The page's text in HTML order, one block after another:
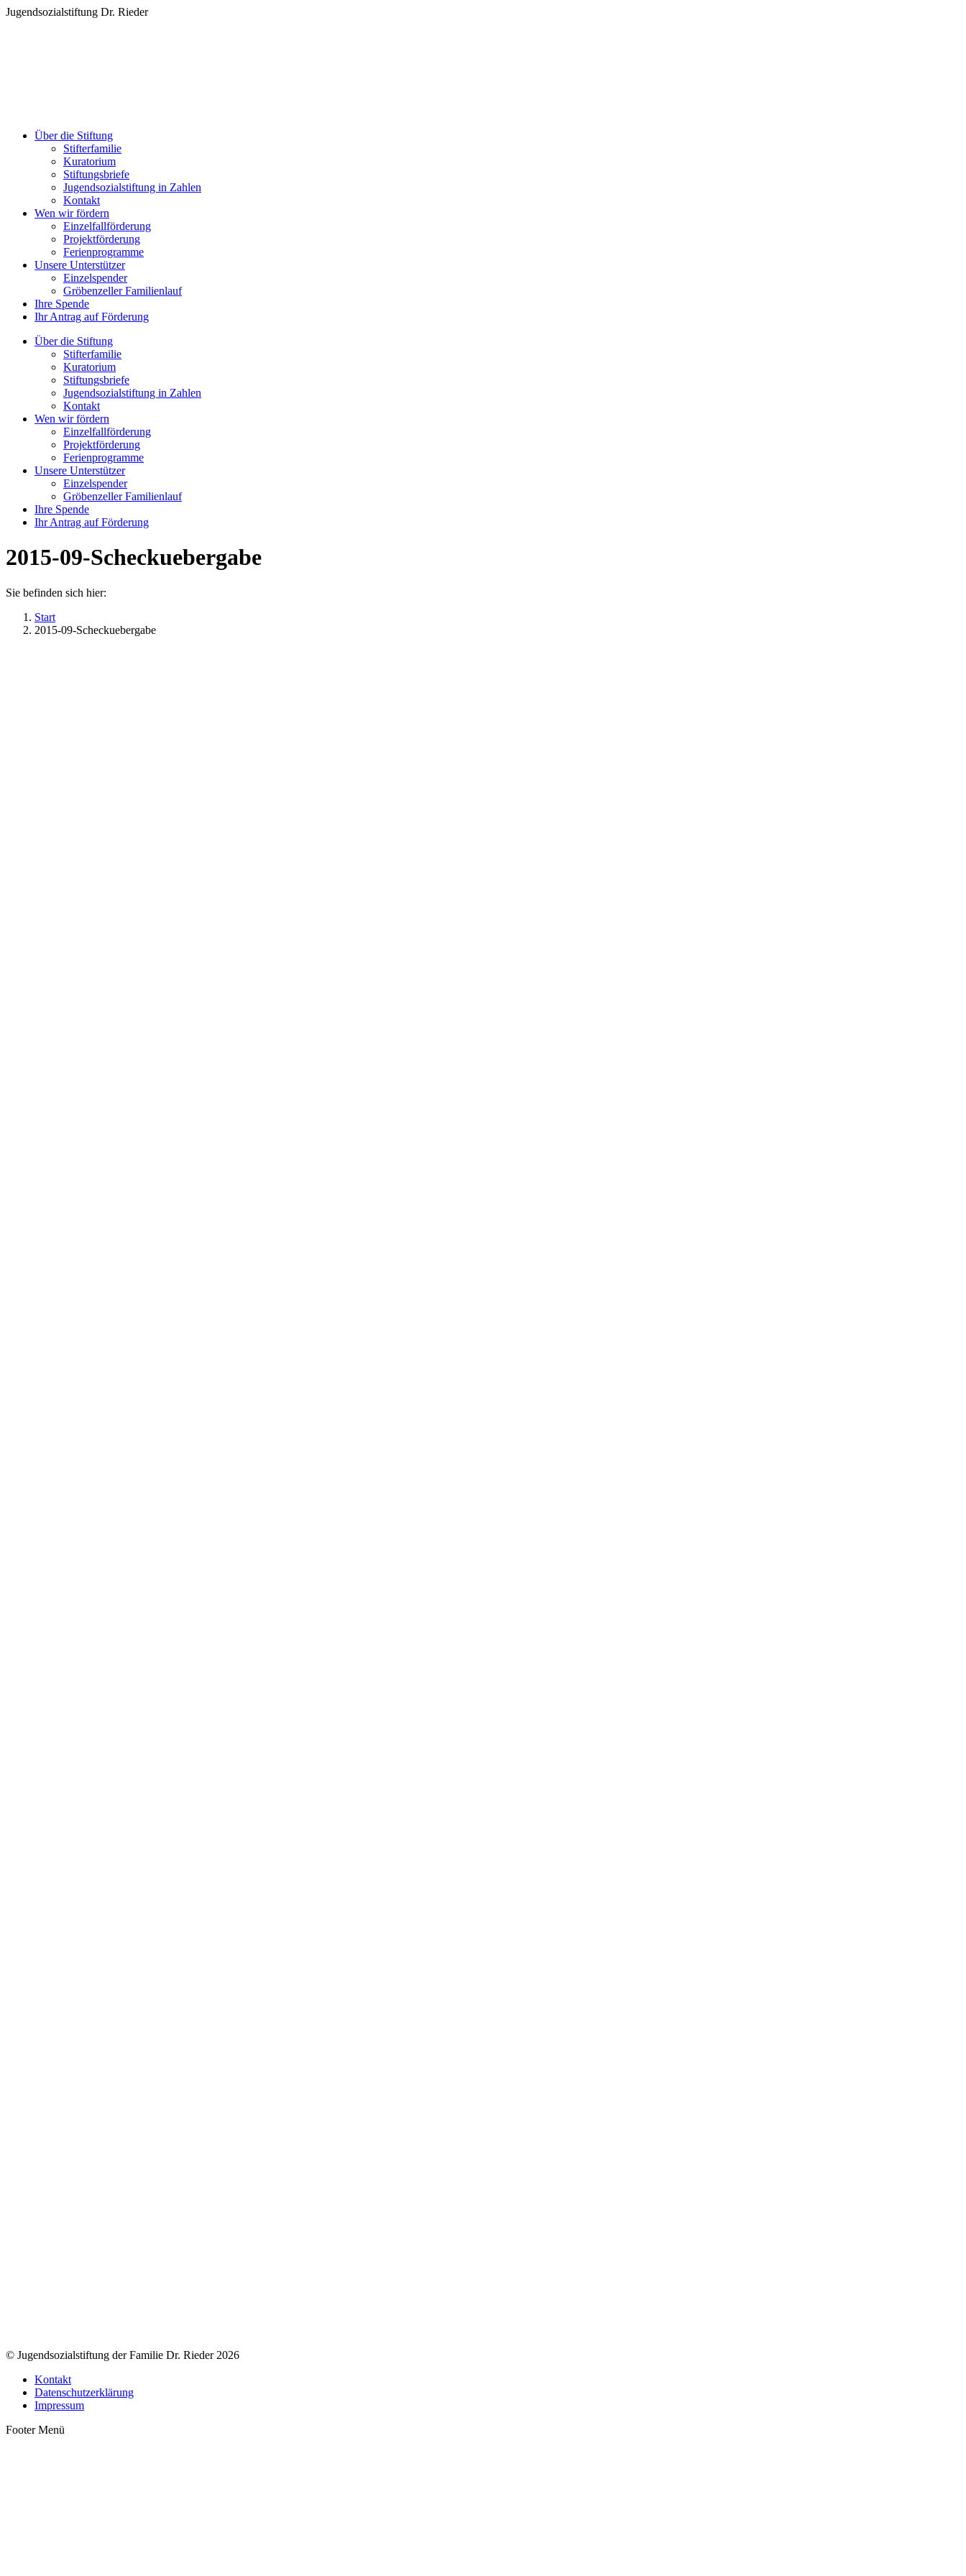
Zum
Jugendsozialstiftung Dr. Rieder
Über die Stiftung
Stifterfamilie
Kuratorium
Stiftungsbriefe
Jugendsozialstiftung in Zahlen
Kontakt
Wen wir fördern
Einzelfallförderung
Projektförderung
Ferienprogramme
Unsere Unterstützer
Einzelspender
Gröbenzeller Familienlauf
Ihre Spende
Ihr Antrag auf Förderung
Über die Stiftung
Stifterfamilie
Kuratorium
Stiftungsbriefe
Jugendsozialstiftung in Zahlen
Kontakt
Wen wir fördern
Einzelfallförderung
Projektförderung
Ferienprogramme
Unsere Unterstützer
Einzelspender
Gröbenzeller Familienlauf
Ihre Spende
Ihr Antrag auf Förderung
2015-09-Scheckuebergabe
Sie befinden sich hier:
Start
2015-09-Scheckuebergabe
© Jugendsozialstiftung der Familie Dr. Rieder 2026
Kontakt
Datenschutzerklärung
Impressum
Footer Menü